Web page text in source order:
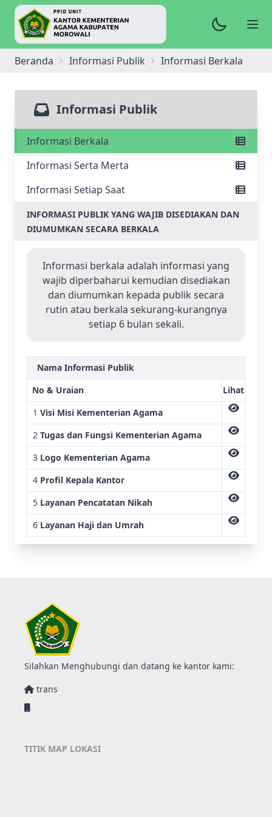
Beranda Informasi Publik Informasi Berkala
Informasi Publik
Informasi Berkala
Informasi Serta Merta
Informasi Setiap Saat
INFORMASI PUBLIK YANG WAJIB DISEDIAKAN DAN
DIUMUMKAN SECARA BERKALA
Informasi berkala adalah informasi yang
wajib diperbaharui kemudian disediakan
dan diumumkan kepada publik secara
rutin atau berkala sekurang-kurangnya
setiap 6 bulan sekali.
Nama Informasi Publik
No & Uraian
Lihat
1 Visi Misi Kementerian Agama
2 Tugas dan Fungsi Kementerian Agama
3 Logo Kementerian Agama
4 Profil Kepala Kantor
5 Layanan Pencatatan Nikah
6 Layanan Haji dan Umrah
Silahkan Menghubungi dan datang ke kantor kami:
trans
TITIK MAP LOKASI